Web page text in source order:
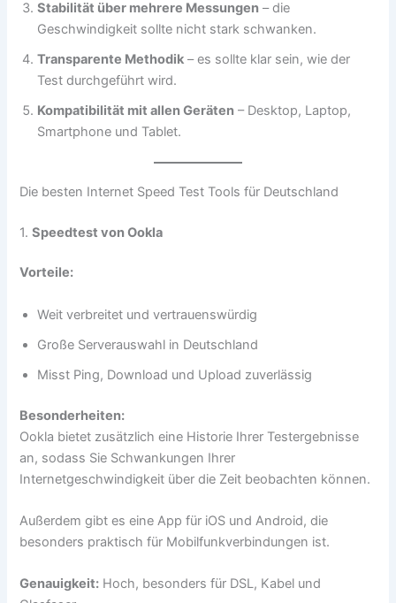
Stabilität über mehrere Messungen – die
Geschwindigkeit sollte nicht stark schwanken.
Transparente Methodik – es sollte klar sein, wie der
Test durchgeführt wird.
Kompatibilität mit allen Geräten – Desktop, Laptop,
Smartphone und Tablet.
Die besten Internet Speed Test Tools für Deutschland
1.Speedtest von Ookla
Vorteile:
Weit verbreitet und vertrauenswürdig
Große Serverauswahl in Deutschland
Misst Ping, Download und Upload zuverlässig
Besonderheiten:
Ookla bietet zusätzlich eine Historie Ihrer Testergebnisse
an, sodass Sie Schwankungen Ihrer
Internetgeschwindigkeit über die Zeit beobachten können.
Außerdem gibt es eine App für iOS und Android, die
besonders praktisch für Mobilfunkverbindungen ist.
Genauigkeit: Hoch, besonders für DSL, Kabel und